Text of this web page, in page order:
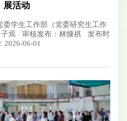
展活动
委学生工作部（党委研究生工作
焉 审核发布：林慷祺
发布时
2026-06-01